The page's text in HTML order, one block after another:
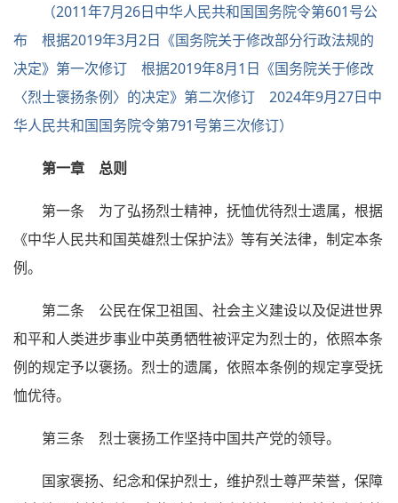
（2011年7月26日中华人民共和国国务院令第601号公
布 根据2019年3月2日《国务院关于修改部分行政法规的
决定》第一次修订 根据2019年8月1日《国务院关于修改
〈烈士褒扬条例〉的决定》第二次修订 2024年9月27日中
华人民共和国国务院令第791号第三次修订）
第一章 总则
第一条 为了弘扬烈士精神，抚恤优待烈士遗属，根据
《中华人民共和国英雄烈士保护法》等有关法律，制定本条
例。
第二条 公民在保卫祖国、社会主义建设以及促进世界
和平和人类进步事业中英勇牺牲被评定为烈士的，依照本条
例的规定予以褒扬。烈士的遗属，依照本条例的规定享受抚
恤优待。
第三条 烈士褒扬工作坚持中国共产党的领导。
国家褒扬、纪念和保护烈士，维护烈士尊严荣誉，保障